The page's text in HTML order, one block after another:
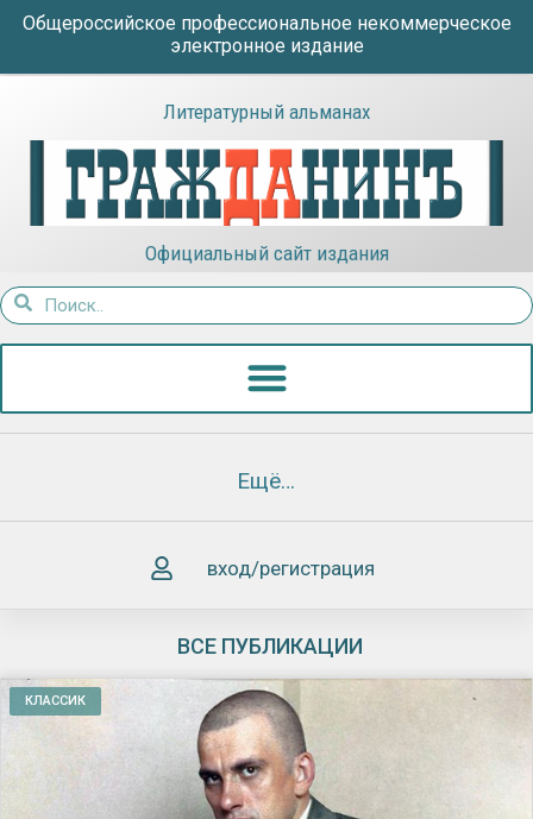
Общероссийское профессиональное некоммерческое
электронное издание
Литературный альманах
Официальный сайт издания
Ещё…
вход/регистрация
ВСЕ ПУБЛИКАЦИИ
КЛАССИК